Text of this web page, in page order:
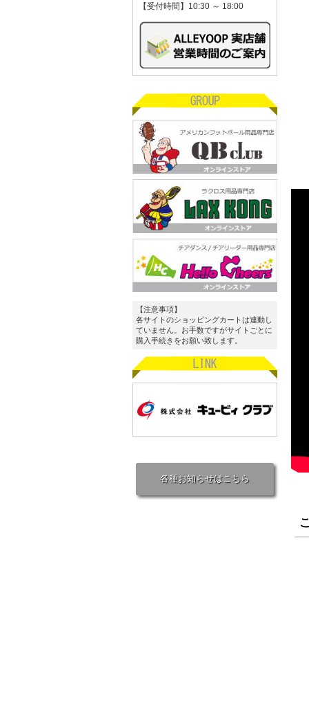
【受付時間】10:30 ～ 18:00
【注意事項】
各サイトのショッピングカートは連動し
ていません。お手数ですがサイトごとに
購入手続きをお願い致します。
各種お知らせはこちら